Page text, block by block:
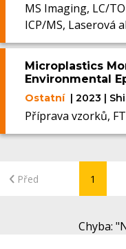
MS Imaging, LC/
ICP/MS, Laserová
Microplastics
Environmental
Ostatní | 2023 |
Příprava vzorků,
Před 1
Chyba: "